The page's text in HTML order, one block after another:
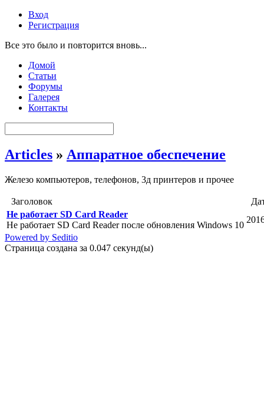
Вход
Регистрация
Все это было и повторится вновь...
Домой
Статьи
Форумы
Галерея
Контакты
Articles » Аппаратное обеспечение
Железо компьютеров, телефонов, 3д принтеров и прочее
Заголовок
Не работает SD Card Reader
Не работает SD Card Reader после обновления Windows 10
Powered by Seditio
Страница создана за 0.047 секунд(ы)